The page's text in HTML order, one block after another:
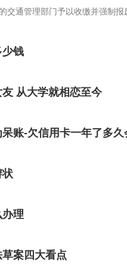
交通管理部门予以收缴并强制报
少钱
从大学就相恋至今
账-欠信用卡一年了多
状
理
案四大看点